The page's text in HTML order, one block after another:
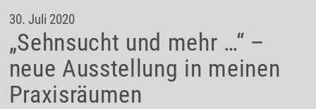
30. Juli 2020
„Sehnsucht und mehr …“ –
neue Ausstellung in meinen
Praxisräumen